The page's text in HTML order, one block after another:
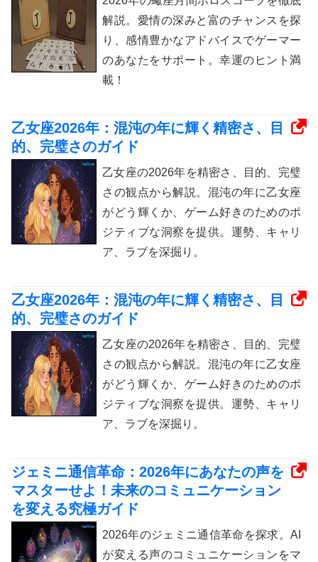
解説。愛情の深みと富のチャンスを探
り、感情豊かなアドバイスでゲーマー
のあなたをサポート。幸運のヒント満
載！
乙女座2026年：混沌の年に輝く精密さ、目
的、完璧さのガイド
乙女座の2026年を精密さ、目的、完璧
さの観点から解説。混沌の年に乙女座
がどう輝くか、ゲーム好きのためのポ
ジティブな洞察を提供。運勢、キャリ
ア、ラブを深掘り。
乙女座2026年：混沌の年に輝く精密さ、目
的、完璧さのガイド
乙女座の2026年を精密さ、目的、完璧
さの観点から解説。混沌の年に乙女座
がどう輝くか、ゲーム好きのためのポ
ジティブな洞察を提供。運勢、キャリ
ア、ラブを深掘り。
ジェミニ通信革命：2026年にあなたの声を
マスターせよ！未来のコミュニケーション
を変える究極ガイド
2026年のジェミニ通信革命を探求。AI
が変える声のコミュニケーションをマ